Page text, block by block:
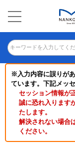
キーワードを入力してく
※入力内容に誤りが
ています。下記メッ
セッション情報が
誠に恐れ入ります
たします。
解決されない場合
ください。